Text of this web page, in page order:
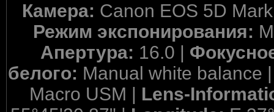
Камера: Canon EOS 5D
Режим экспонирования:
Апертура: 16.0 |
белого: Manual white balance
Macro USM | Lens-